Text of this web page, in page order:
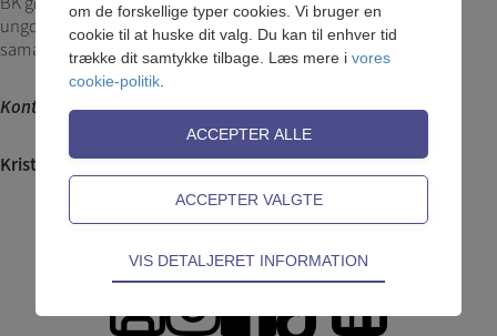
ungdomsuddannelse. Uddannelsesvejledningen varetages i
samarbejde med UU-Nord.
Kontaktinfo:
Kristina Ravn Thomsen (skriv til Kristina via Intra)
om de forskellige typer cookies. Vi bruger en
cookie til at huske dit valg. Du kan til enhver tid
trække dit samtykke tilbage. Læs mere i vores
cookie-politik
Teknisk
Tekniske cookies er nødvendige for hjemmesidens
adgangskontrol samt indkøbskurv og kan derfor
VIS DETALJERET INFORMATION